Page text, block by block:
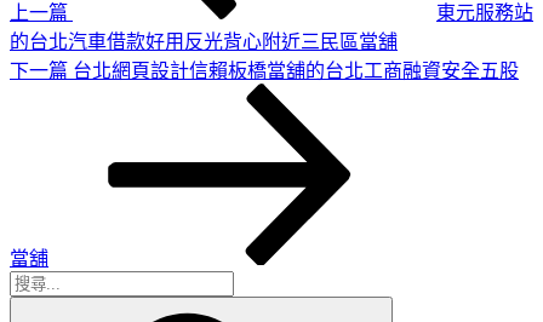
上一篇
東元服務站
的台北汽車借款好用反光背心附近三民區當舖
下
下一篇 台北網頁設計信賴板橋當舖的台北工商融資安全五股
當舖
搜